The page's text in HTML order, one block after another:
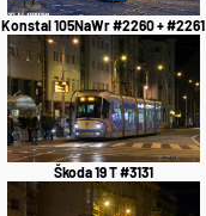
Konstal 105NaWr #2260 + #2261
Škoda 19 T #3131